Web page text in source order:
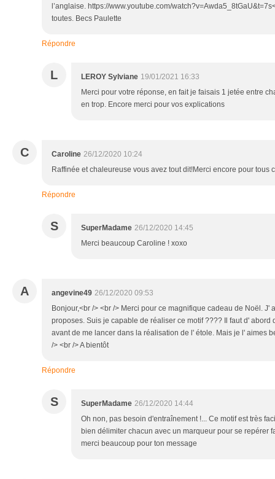
l’anglaise. https://www.youtube.com/
toutes. Becs Paulette
Répondre
L LEROY Sylviane 19/01/2021 16:33
Merci pour votre réponse, en fait je faisais 1 jetée entre
en trop. Encore merci pour vos explications
C Caroline 26/12/2020 10:24
Raffinée et chaleureuse vous avez tout dit!Merci encore pour tous
Répondre
S SuperMadame 26/12/2020 14:45
Merci beaucoup Caroline ! xoxo
A angevine49 26/12/2020 09:53
Bonjour,<br /> <br /> Merci pour ce magnifique cadeau de Noël. J'
proposes. Suis je capable de réaliser ce motif ???? Il faut d' abord
avant de me lancer dans la réalisation de l' étole. Mais je l' aimes
/> <br /> A bientôt
Répondre
S SuperMadame 26/12/2020 14:44
Oh non, pas besoin d'entraînement !... Ce motif est très
bien délimiter chacun avec un marqueur pour se repérer
merci beaucoup pour ton message